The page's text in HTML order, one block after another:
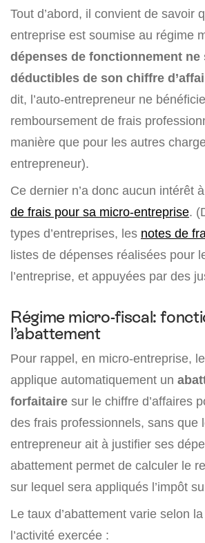
Tout d’abord, il convient de savoir
entreprise est soumise au régime
dépenses de fonctionnement ne
déductibles de son chiffre
dit, l’auto-entrepreneur ne
remboursement de frais
manière que pour les autres
entrepreneur).
Ce dernier n’a donc aucun intérêt
de frais pour sa micro-entreprise.
types d’entreprises, les notes de
listes de dépenses réalisées pour
l’entreprise, et appuyées par des
Régime micro-fiscal:
l’abattement
Pour rappel, en micro-entreprise,
applique automatiquement un
forfaitaire sur le chiffre d’affaires
des frais professionnels, sans que
entrepreneur ait à justifier ses
abattement permet de calculer le
sur lequel sera appliqués l’impôt
Le taux d’abattement varie selon
l’activité exercée :